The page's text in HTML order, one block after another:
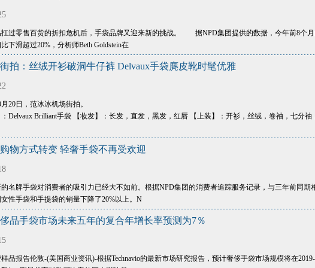
扛过零售百货的折扣危机后，手袋品牌又迎来新的挑战。 据NPD集团提供的数据，今年前8个月
下滑超过20%，分析师Beth Goldstein在
拍：丝绒开衫破洞牛仔裤 Delvaux手袋麂皮靴时髦优雅
20日，范冰冰机场街拍。
：Delvaux Brilliant手袋 【妆发】：长发，直发，黑发，红唇 【上装】：开衫，丝绒，卷袖，七分
物方式转变 轻奢手袋不再受欢迎
名牌手袋对消费者的吸引力已经大不如前。根据NPD集团的消费者追踪服务记录，与三年前同期
女性手袋和手提袋的销量下降了20%以上。N
品手袋市场未来五年的复合年增长率预测为7％
品报告伦敦-(美国商业资讯)-根据Technavio的最新市场研究报告，预计奢侈手袋市场规模将在